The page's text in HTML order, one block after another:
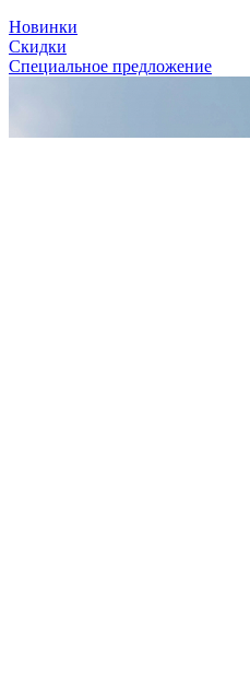
Новинки
Скидки
Специальное предложение